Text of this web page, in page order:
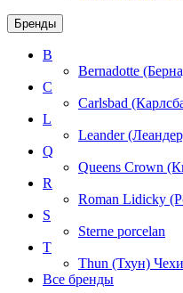
Бренды
B
Bernadotte
C
Carlsbad
L
Leander
Q
Queens Crown
R
Roman Lidicky
S
Sterne porcelan
T
Thun (Тхун)
Все бренды